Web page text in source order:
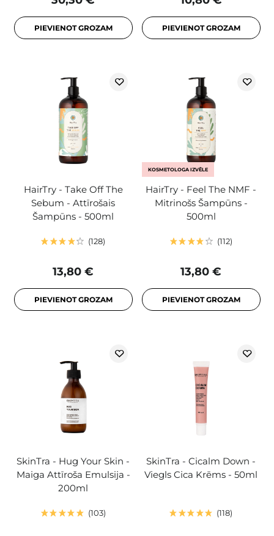
PIEVIENOT GROZAM PIEVIENOT GROZAM
HairTry - Take Off The
Sebum - Attīrošais
Šampūns - 500ml
128
13,80 €
PIEVIENOT GROZAM
KOSMETOLOGA IZVĒLE
HairTry - Feel The NMF -
Mitrinošs Šampūns -
500ml
112
13,80 €
PIEVIENOT GROZAM
SkinTra - Hug Your Skin -
Maiga Attīroša Emulsija -
200ml
103
SkinTra - Cicalm Down -
Viegls Cica Krēms - 50ml
118